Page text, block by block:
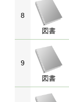
8
図書
9
図書